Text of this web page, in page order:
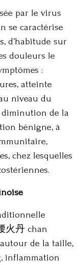
par le virus
se caractérise
d’habitude sur
douleurs le
:
atteinte
niveau du
de la
bénigne, à
chez lesquelles
火丹 chan
de la taille,
inflammation